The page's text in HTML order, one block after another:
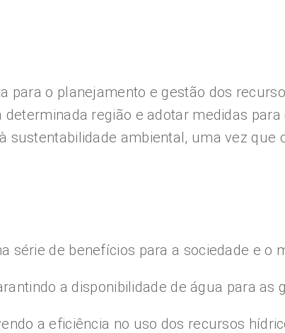
para o planejamento e gestão dos
região e adotar medidas
ambiental, uma vez que
série de benefícios para a sociedade e o
a disponibilidade de água para as
a eficiência no uso dos recursos